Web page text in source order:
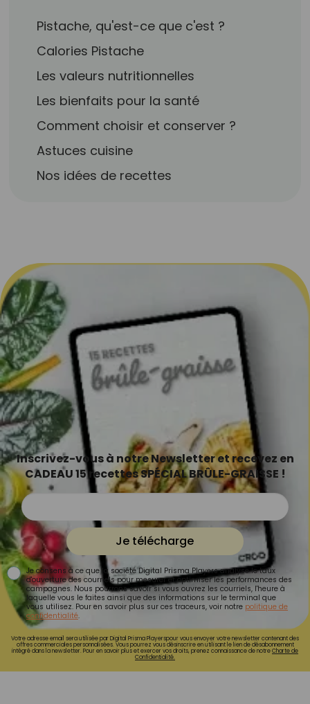
Pistache, qu'est-ce que c'est ?
Calories Pistache
Les valeurs nutritionnelles
Les bienfaits pour la santé
Comment choisir et conserver ?
Astuces cuisine
Nos idées de recettes
Inscrivez-vous à notre Newsletter et recevez en
CADEAU 15 recettes SPÉCIAL BRÛLE-GRAISSE !
Je télécharge
Je consens à ce que la société Digital Prisma Players analyse le taux
d'ouverture des courriels pour mesurer et optimiser les performances des
campagnes. Nous pourrons savoir si vous ouvrez les courriels, l'heure à
laquelle vous le faites ainsi que des informations sur le terminal que
vous utilisez. Pour en savoir plus sur ces traceurs, voir notre politique de
confidentialité.
Votre adresse email sera utilisée par Digital Prisma Playerspour vous envoyer votre newsletter contenant des
offres commerciales personnalisées. Vous pourrez vous désinscrire en utilisant le lien de désabonnement
intégré dans la newsletter. Pour en savoir plus et exercer vos droits, prenez connaissance de notreCharte de
Confidentialité.